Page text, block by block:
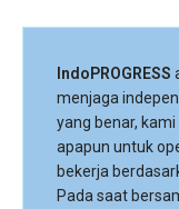
IndoPROGRESS
menjaga
yang benar,
apapun untuk
bekerja
Pada saat